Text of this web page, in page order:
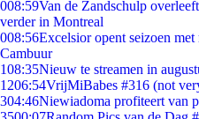
008:59Van de Zandschulp
verder in Montreal
008:56Excelsior opent seizoen
Cambuur
108:35Nieuw te streamen in
1206:54VrijMiBabes #316 (not
304:46Niewiadoma profiteert van